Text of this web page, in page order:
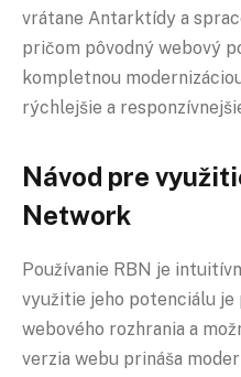
vrátane Antarktídy a
pričom pôvodný webový
kompletnou
rýchlejšie a
Návod pre
Network
Používanie RBN je
využitie jeho potenciálu
webového rozhrania a
verzia webu prináša